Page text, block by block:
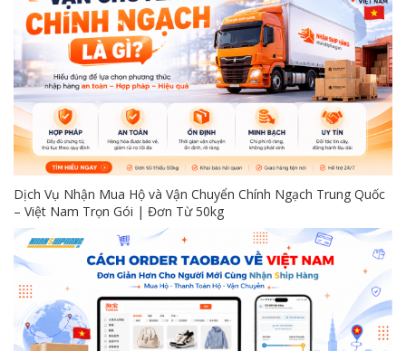
Dịch Vụ Nhận Mua Hộ và Vận Chuyển Chính Ngạch Trung Quốc
– Việt Nam Trọn Gói | Đơn Từ 50kg